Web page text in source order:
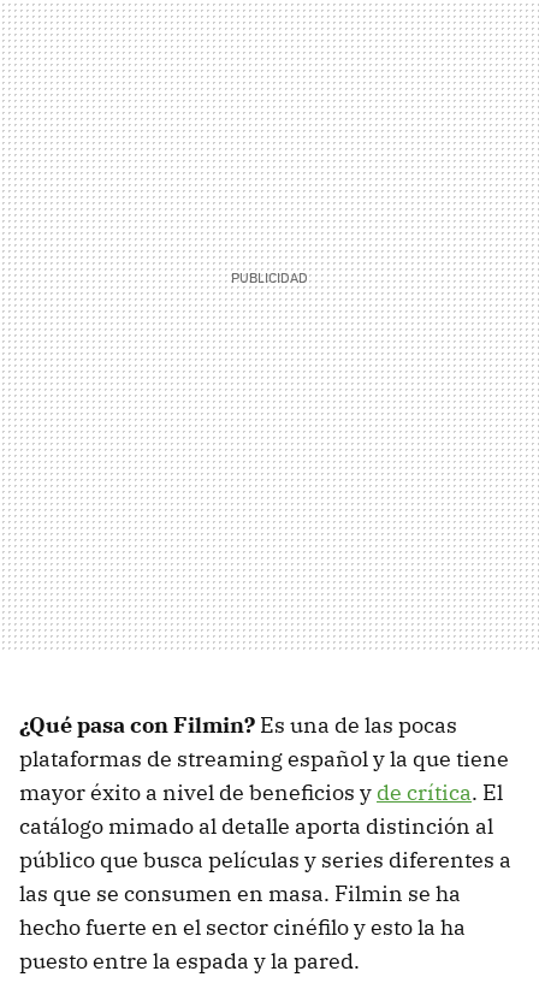
¿Qué pasa con Filmin? Es una de las pocas
plataformas de streaming español y la que tiene
mayor éxito a nivel de beneficios y de crítica. El
catálogo mimado al detalle aporta distinción al
público que busca películas y series diferentes a
las que se consumen en masa. Filmin se ha
hecho fuerte en el sector cinéfilo y esto la ha
puesto entre la espada y la pared.